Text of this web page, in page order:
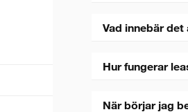
Vad innebär
Hur fungerar
När börjar jag